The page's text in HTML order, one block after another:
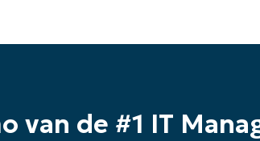
van de #1 IT